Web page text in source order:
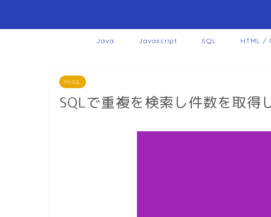
Java Javascript SQL HTML /
MySQL
SQLで重複を検索し件数を取得